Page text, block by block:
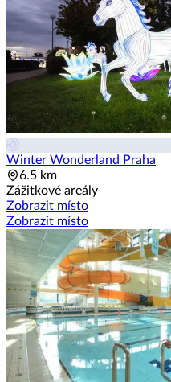
Winter Wonderland Praha
6.5 km
Zážitkové areály
Zobrazit místo
Zobrazit místo